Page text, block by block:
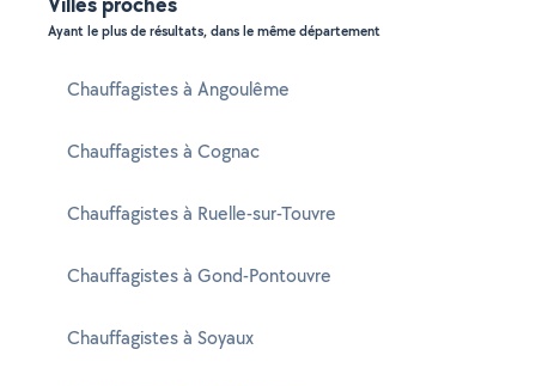
Ayant le plus de résultats, dans le même département
Chauffagistes à Angoulême
Chauffagistes à Cognac
Chauffagistes à Ruelle-sur-Touvre
Chauffagistes à Gond-Pontouvre
Chauffagistes à Soyaux